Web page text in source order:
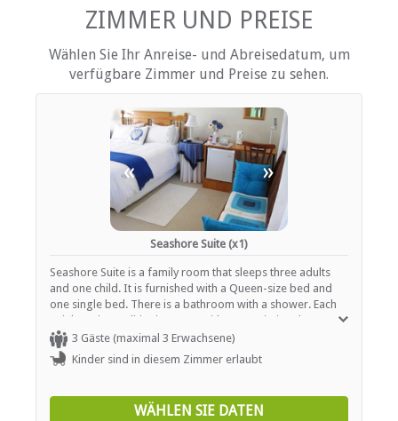
EINRICHTUNGEN AUF DEM GELÄNDE
Kinderfreundlich (alle Altersgruppen)
Zimmerreinigung (täglich)
Parkplatz (abseits der Straße)
Rauchen: Nicht drinnen
Schwimmbad
ESSEN UND TRINKEN
Braai / Grill (BBQ)
INTERNET
Kostenloses Wi-Fi
ZIMMER UND PREISE
Wählen Sie Ihr Anreise- und Abreisedatum, um
verfügbare Zimmer und Preise zu sehen.
« »
Seashore Suite (x1)
Seashore Suite is a family room that sleeps three adults
and one child. It is furnished with a Queen-size bed and
one single bed. There is a bathroom with a shower. Each
unit has air conditioning, a TV with DStv, Wi-Fi and tea /
coffee making facilities.
3 Gäste (maximal 3 Erwachsene)
Kinder sind in diesem Zimmer erlaubt
WÄHLEN SIE DATEN